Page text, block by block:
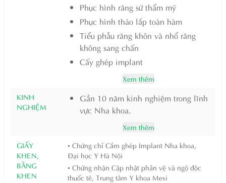
Phục hình răng sứ thẩm mỹ
Phục hình tháo lắp toàn hàm
Tiểu phẫu răng khôn và nhổ răng
không sang chấn
Cấy ghép implant
Xem thêm
KINH
NGHIỆM
Gần 10 năm kinh nghiệm trong lĩnh
vực Nha khoa.
Xem thêm
GIẤY
KHEN,
BẰNG
KHEN
• Chứng chỉ Cắm ghép Implant Nha khoa,
Đại học Y Hà Nội
• Chứng nhận Cập nhật phản vệ và ngộ độc
thuốc tê, Trung tâm Y khoa Mesi